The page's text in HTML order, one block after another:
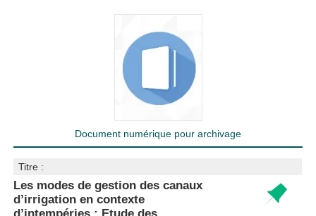
Document numérique pour archivage
Titre :
Les modes de gestion des canaux
d’irrigation en contexte